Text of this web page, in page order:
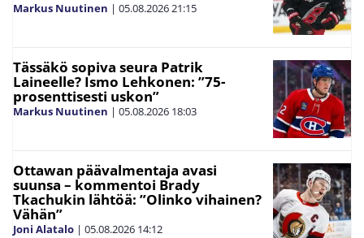
Markus Nuutinen | 05.08.202621:15
Tässäkö sopiva seura Patrik
Laineelle? Ismo Lehkonen: ”75-
prosenttisesti uskon”
Markus Nuutinen | 05.08.2026 18:03
Ottawan päävalmentaja avasi
suunsa – kommentoi Brady
Tkachukin lähtöä: ”Olinko vihainen?
Vähän”
Joni Alatalo | 05.08.2026 14:12